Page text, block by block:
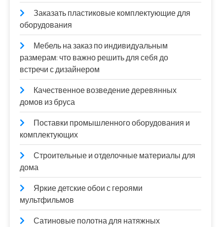
Заказать пластиковые комплектующие для
оборудования
Мебель на заказ по индивидуальным
размерам: что важно решить для себя до
встречи с дизайнером
Качественное возведение деревянных
домов из бруса
Поставки промышленного оборудования и
комплектующих
Строительные и отделочные материалы для
дома
Яркие детские обои с героями
мультфильмов
Сатиновые полотна для натяжных